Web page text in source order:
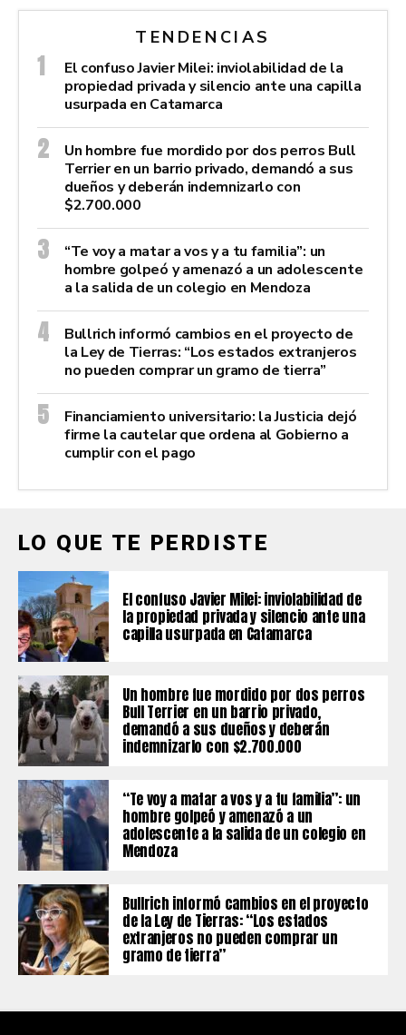
TENDENCIAS
El confuso Javier Milei: inviolabilidad de la
propiedad privada y silencio ante una capilla
usurpada en Catamarca
Un hombre fue mordido por dos perros Bull
Terrier en un barrio privado, demandó a sus
dueños y deberán indemnizarlo con
$2.700.000
“Te voy a matar a vos y a tu familia”: un
hombre golpeó y amenazó a un adolescente
a la salida de un colegio en Mendoza
Bullrich informó cambios en el proyecto de
la Ley de Tierras: “Los estados extranjeros
no pueden comprar un gramo de tierra”
Financiamiento universitario: la Justicia dejó
firme la cautelar que ordena al Gobierno a
cumplir con el pago
LO QUE TE PERDISTE
El confuso Javier Milei: inviolabilidad de
la propiedad privada y silencio ante una
capilla usurpada en Catamarca
Un hombre fue mordido por dos perros
Bull Terrier en un barrio privado,
demandó a sus dueños y deberán
indemnizarlo con $2.700.000
“Te voy a matar a vos y a tu familia”: un
hombre golpeó y amenazó a un
adolescente a la salida de un colegio en
Mendoza
Bullrich informó cambios en el proyecto
de la Ley de Tierras: “Los estados
extranjeros no pueden comprar un
gramo de tierra”